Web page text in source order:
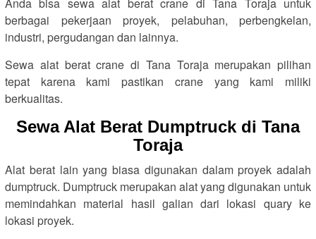
berbagai pekerjaan proyek, pelabuhan, perbengkelan,
industri, pergudangan dan lainnya.
Sewa alat berat crane di Tana Toraja merupakan pilihan
tepat karena kami pastikan crane yang kami miliki
berkualitas.
Sewa Alat Berat Dumptruck di Tana
Toraja
Alat berat lain yang biasa digunakan dalam proyek adalah
dumptruck. Dumptruck merupakan alat yang digunakan untuk
memindahkan material hasil galian dari lokasi quary ke
lokasi proyek.